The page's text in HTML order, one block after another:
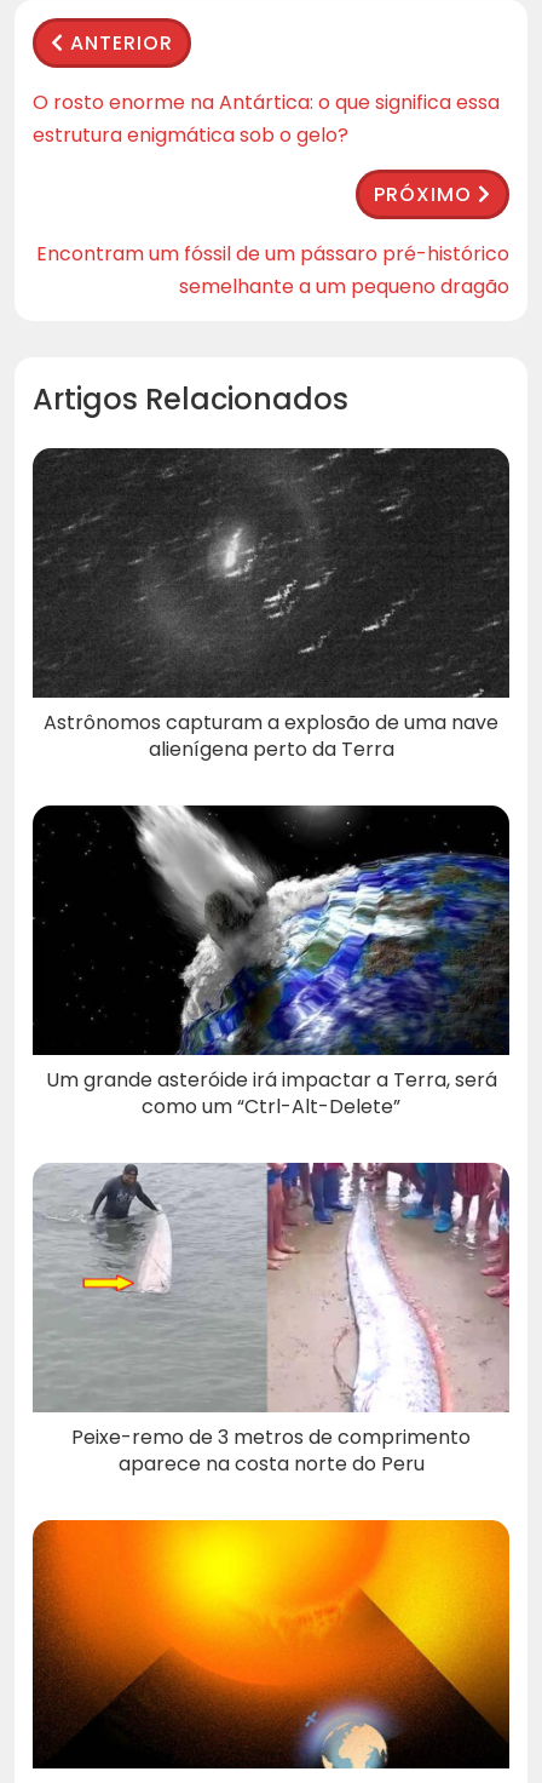
ANTERIOR
O rosto enorme na Antártica: o que significa essa
estrutura enigmática sob o gelo?
PRÓXIMO
Encontram um fóssil de um pássaro pré-histórico
semelhante a um pequeno dragão
Artigos Relacionados
Astrônomos capturam a explosão de uma nave
alienígena perto da Terra
Um grande asteróide irá impactar a Terra, será
como um “Ctrl-Alt-Delete”
Peixe-remo de 3 metros de comprimento
aparece na costa norte do Peru